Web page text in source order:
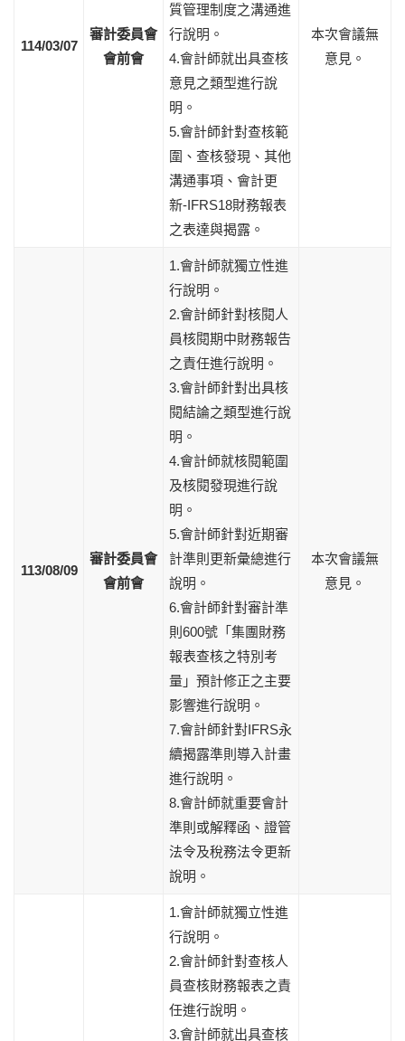
114/03/07
審計委員會
會前會
質管理制度之溝通進
行說明。
4.會計師就出具查核
意見之類型進行說
明。
5.會計師針對查核範
圍、查核發現、其他
溝通事項、會計更
新-IFRS18財務報表
之表達與揭露。
本次會議無
意見。
113/08/09
審計委員會
會前會
1.會計師就獨立性進
行說明。
2.會計師針對核閱人
員核閱期中財務報告
之責任進行說明。
3.會計師針對出具核
閱結論之類型進行說
明。
4.會計師就核閱範圍
及核閱發現進行說
明。
5.會計師針對近期審
計準則更新彙總進行
說明。
6.會計師針對審計準
則600號「集團財務
報表查核之特別考
量」預計修正之主要
影響進行說明。
7.會計師針對IFRS永
續揭露準則導入計畫
進行說明。
8.會計師就重要會計
準則或解釋函、證管
法令及稅務法令更新
說明。
本次會議無
意見。
1.會計師就獨立性進
行說明。
2.會計師針對查核人
員查核財務報表之責
任進行說明。
3.會計師就出具查核